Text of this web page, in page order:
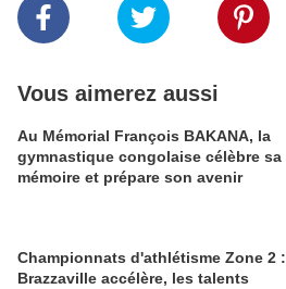
Vous aimerez aussi
Au Mémorial François BAKANA, la
gymnastique congolaise célèbre sa
mémoire et prépare son avenir
Championnats d'athlétisme Zone 2 :
Brazzaville accélère, les talents